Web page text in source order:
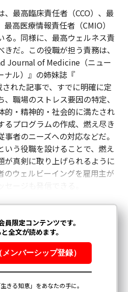
最高臨床責任者（CCO）、最
高医療情報責任者（CMIO）
る。同様に、最高ウェルネス責
だ。この役職が担う責務は、
Journal of Medicine（ニュー
ナル）』の姉妹誌『
れた記事で、すでに明確に定
職場のストレス要因の特定、
的・精神的・社会的に満たされ
るプログラムの作成、燃え尽き
者のニーズへの対応などだ。
いう役職を設けることで、燃え
が真剣に取り上げられるように
のウェルビーイングを雇用主が